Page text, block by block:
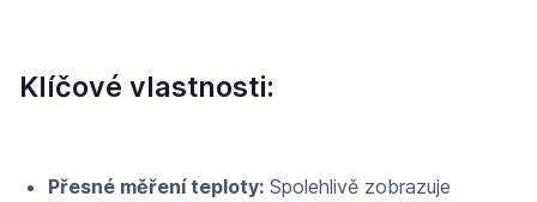
Klíčové vlastnosti:
Přesné měření teploty: Spolehlivě zobrazuje